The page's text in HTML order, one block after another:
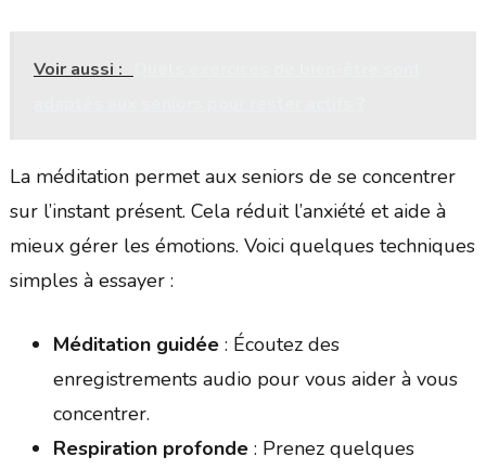
Voir aussi :
La méditation permet aux seniors de se concentrer
sur l’instant présent. Cela réduit l’anxiété et aide à
mieux gérer les émotions. Voici quelques techniques
simples à essayer :
Méditation guidée: Écoutez des
enregistrements audio pour vous aider à vous
concentrer.
Respiration profonde: Prenez quelques